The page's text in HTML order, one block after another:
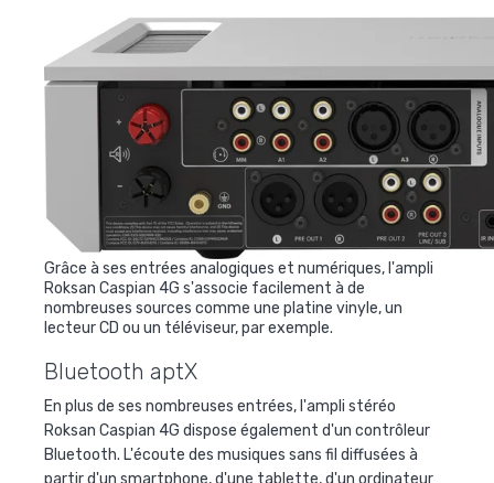
Grâce à ses entrées analogiques et numériques, l'ampli
Roksan Caspian 4G s'associe facilement à de
nombreuses sources comme une platine vinyle, un
lecteur CD ou un téléviseur, par exemple.
Bluetooth aptX
En plus de ses nombreuses entrées, l'ampli stéréo
Roksan Caspian 4G dispose également d'un contrôleur
Bluetooth. L'écoute des musiques sans fil diffusées à
partir d'un smartphone, d'une tablette, d'un ordinateur